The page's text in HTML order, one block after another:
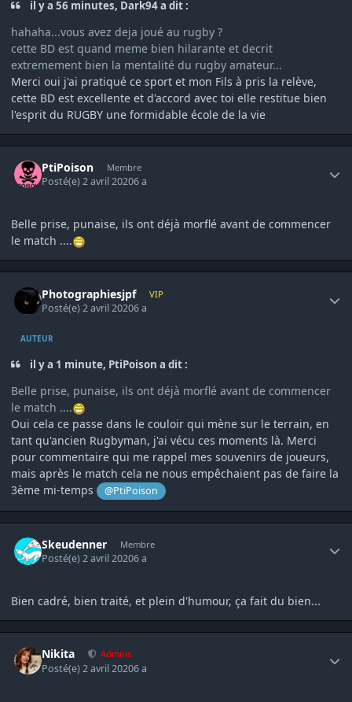
il y a 56 minutes, Dark94 a dit :
hahaha...vous avez deja joué au rugby ?
cette BD est quand meme bien hilarante et decrit
extremement bien la mentalité du rugby amateur...
Merci oui j'ai pratiqué ce sport et mon Fils à pris la relève,
cette BD est excellente et d'accord avec toi elle restitue bien
l'esprit du RUGBY une formidable école de la vie
PtiPoison Membre
Posté(e)2 avril 20206 a
Belle prise, punaise, ils ont déjà morflé avant de commencer
le match ....
Photographiesjpf VIP
Posté(e)2 avril 20206 a
AUTEUR
il y a 1 minute, PtiPoison a dit :
Belle prise, punaise, ils ont déjà morflé avant de commencer
le match ....
Oui cela ce passe dans le couloir qui mène sur le terrain, en
tant qu'ancien Rugbyman, j'ai vécu ces moments là. Merci
pour commentaire qui me rappel mes souvenirs de joueurs,
mais après le match cela ne nous empêchaient pas de faire la
3ème mi-temps
@PtiPoison
Skeudenner Membre
Posté(e)2 avril 20206 a
Bien cadré, bien traité, et plein d'humour, ça fait du bien...
Nikita Admins
Posté(e)2 avril 20206 a